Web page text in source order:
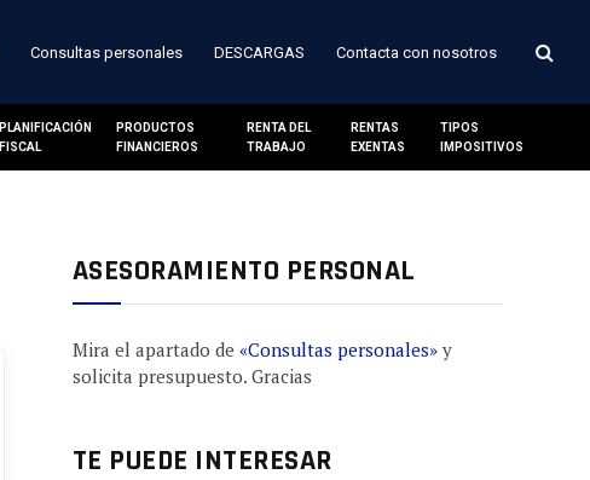
Consultas personales DESCARGAS Contacta con nosotros
PLANIFICACIÓN
FISCAL
PRODUCTOS
FINANCIEROS
RENTA DEL
TRABAJO
RENTAS
EXENTAS
TIPOS
IMPOSITIVOS
ASESORAMIENTO PERSONAL
Mira el apartado de «Consultas personales» y
solicita presupuesto. Gracias
TE PUEDE INTERESAR